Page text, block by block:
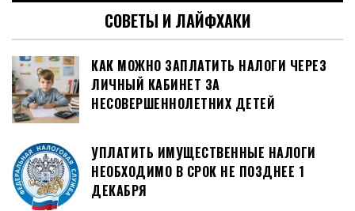
СОВЕТЫ И ЛАЙФХАКИ
КАК МОЖНО ЗАПЛАТИТЬ НАЛОГИ ЧЕРЕЗ
ЛИЧНЫЙ КАБИНЕТ ЗА
НЕСОВЕРШЕННОЛЕТНИХ ДЕТЕЙ
УПЛАТИТЬ ИМУЩЕСТВЕННЫЕ НАЛОГИ
НЕОБХОДИМО В СРОК НЕ ПОЗДНЕЕ 1
ДЕКАБРЯ